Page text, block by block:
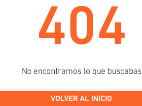
404
No encontramos lo que buscabas
VOLVER AL INICIO